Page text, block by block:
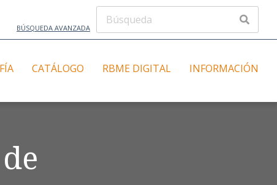
BÚSQUEDA AVANZADA
CATÁLOGO RBME DIGITAL INFORMACIÓN